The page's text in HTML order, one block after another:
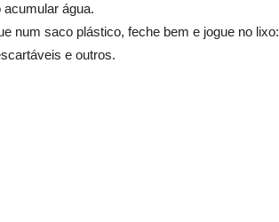
água.
num saco plástico, feche bem e jogue no lixo:
e outros.